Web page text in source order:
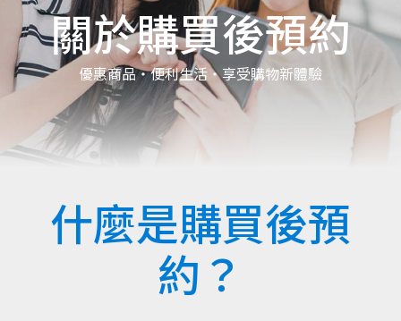
關於購買後預約
優惠商品・便利生活・享受購物新體驗
什麼是購買後預
約？